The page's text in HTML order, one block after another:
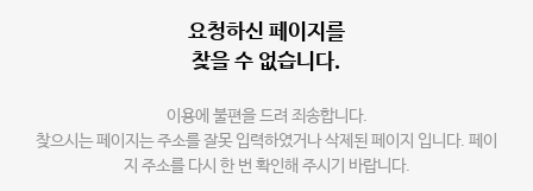
요청하신 페이지를
찾을 수 없습니다.
이용에 불편을 드려 죄송합니다.
찾으시는 페이지는 주소를 잘못 입력하였거나 삭제된 페이지 입니다. 페이
지 주소를 다시 한 번 확인해 주시기 바랍니다.